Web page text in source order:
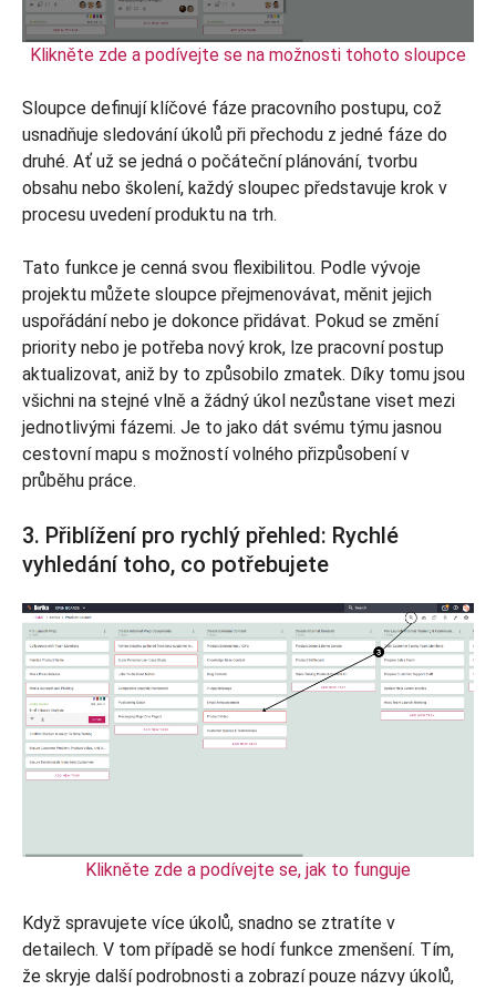
Klikněte zde a podívejte se na možnosti tohoto sloupce
Sloupce definují klíčové fáze pracovního postupu, což
usnadňuje sledování úkolů při přechodu z jedné fáze do
druhé. Ať už se jedná o počáteční plánování, tvorbu
obsahu nebo školení, každý sloupec představuje krok v
procesu uvedení produktu na trh.
Tato funkce je cenná svou flexibilitou. Podle vývoje
projektu můžete sloupce přejmenovávat, měnit jejich
uspořádání nebo je dokonce přidávat. Pokud se změní
priority nebo je potřeba nový krok, lze pracovní postup
aktualizovat, aniž by to způsobilo zmatek. Díky tomu jsou
všichni na stejné vlně a žádný úkol nezůstane viset mezi
jednotlivými fázemi. Je to jako dát svému týmu jasnou
cestovní mapu s možností volného přizpůsobení v
průběhu práce.
3. Přiblížení pro rychlý přehled: Rychlé
vyhledání toho, co potřebujete
Klikněte zde a podívejte se, jak to funguje
Když spravujete více úkolů, snadno se ztratíte v
detailech. V tom případě se hodí funkce zmenšení. Tím,
že skryje další podrobnosti a zobrazí pouze názvy úkolů,